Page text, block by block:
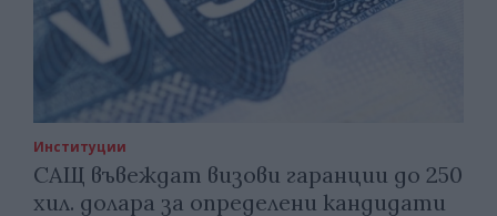
Институции
САЩ въвеждат визови гаранции до 250
хил. долара за определени кандидати